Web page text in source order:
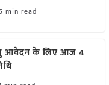
5 min read
हेतु आवेदन के लिए आज 4